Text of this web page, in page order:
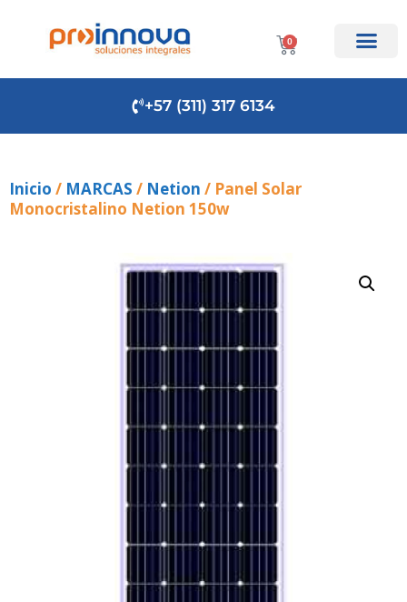
0
+57 (311) 317 6134
Inicio / MARCAS / Netion / Panel Solar
Monocristalino Netion 150w